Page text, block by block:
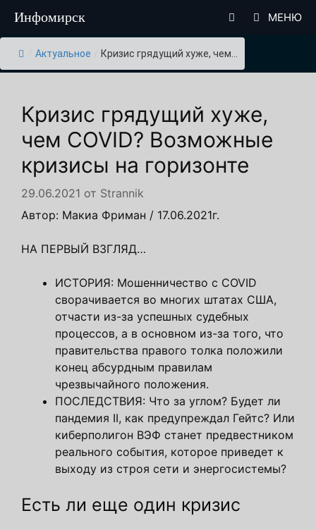
содержимому
Инфомирск МЕНЮ
Актуальное Кризис грядущий хуже, чем...
Кризис грядущий хуже,
чем COVID? Возможные
кризисы на горизонте
29.06.2021 от Strannik
Автор: Макиа Фриман / 17.06.2021г.
НА ПЕРВЫЙ ВЗГЛЯД…
ИСТОРИЯ: Мошенничество с COVID
сворачивается во многих штатах США,
отчасти из-за успешных судебных
процессов, а в основном из-за того, что
правительства правого толка положили
конец абсурдным правилам
чрезвычайного положения.
ПОСЛЕДСТВИЯ: Что за углом? Будет ли
пандемия II, как предупреждал Гейтс? Или
киберполигон ВЭФ станет предвестником
реального события, которое приведет к
выходу из строя сети и энергосистемы?
Есть ли еще один кризис